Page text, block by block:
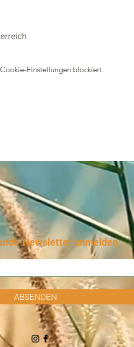
Einstellungen blockiert.
Newsletter anmelden
ABSENDEN